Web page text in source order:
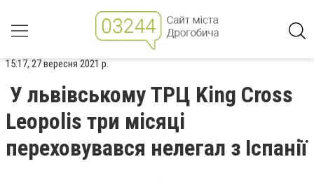
15:17, 27 вересня 2021 р.
У львівському ТРЦ King Cross
Leopolis три місяці
переховувався нелегал з Іспанії